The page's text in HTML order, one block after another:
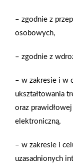
Metamorfoza
Ostatnie chwile
minioną epokę.
wspólnych chwil,
powodów do
partnerów w dwa
– zgodnie z
osobowych,
– zgodnie z
– w zakresie i w
ukształtowania
oraz
elektroniczną,
– w zakresie i
uzasadnionych